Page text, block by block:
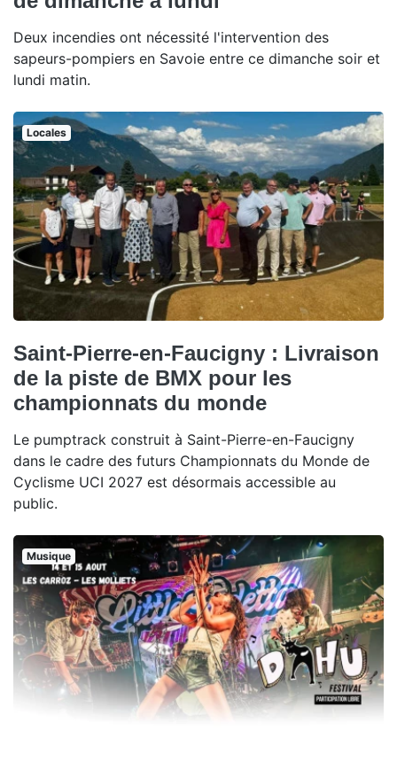
Deux incendies ont nécessité l'intervention des
sapeurs-pompiers en Savoie entre ce dimanche soir et
lundi matin.
Locales
Saint-Pierre-en-Faucigny : Livraison
de la piste de BMX pour les
championnats du monde
Le pumptrack construit à Saint-Pierre-en-Faucigny
dans le cadre des futurs Championnats du Monde de
Cyclisme UCI 2027 est désormais accessible au
public.
Musique